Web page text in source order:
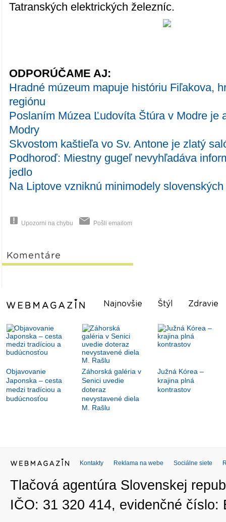
Tatranských elektrických železníc.
ODPORÚČAME AJ:
Hradné múzeum mapuje históriu Fiľakova,
regiónu
Poslaním Múzea Ľudovíta Štúra v Modre je
Modry
Skvostom kaštieľa vo Sv. Antone je zlatý
Podhoroď: Miestny gugeľ nevyhľadáva
jedlo
Na Liptove vzniknú minimodely
Upozorni na chybu Pošli emailom
Komentáre
Najnovšie Štýl Zdravie
Objavovanie
Japonska – cesta
medzi tradíciou a
budúcnosťou
Záhorská galéria v
Senici uvedie
doteraz
nevystavené diela
M. Rašlu
Južná Kórea –
krajina plná
kontrastov
Kontakty Reklama na webe Sociálne siete
Tlačová agentúra Slovenskej
IČO: 31 320 414, evidenčné číslo: